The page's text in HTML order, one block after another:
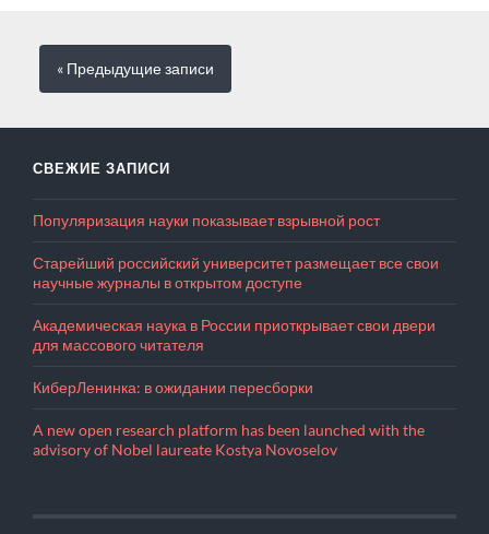
« Предыдущиезаписи
СВЕЖИЕ ЗАПИСИ
Популяризация науки показывает взрывной рост
Старейший российский университет размещает все свои
научные журналы в открытом доступе
Академическая наука в России приоткрывает свои двери
для массового читателя
КиберЛенинка: в ожидании пересборки
A new open research platform has been launched with the
advisory of Nobel laureate Kostya Novoselov